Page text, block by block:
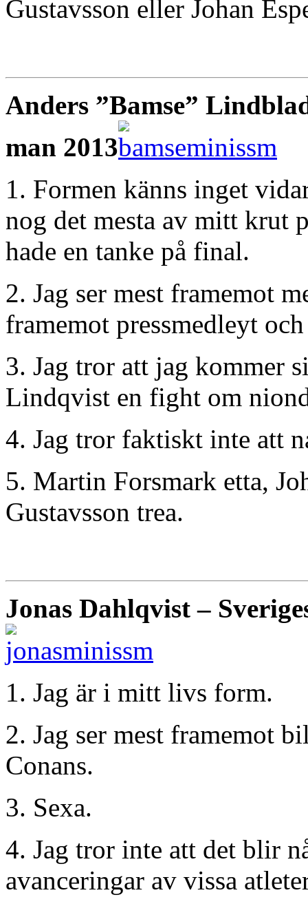
Gustavsson eller Johan
Anders ”Bamse”
man 2013
1. Formen känns inget
nog det mesta av mitt krut
hade en tanke på final.
2. Jag ser mest framemot
framemot pressmedleyt
3. Jag tror att jag kommer
Lindqvist en fight om
4. Jag tror faktiskt inte att
5. Martin Forsmark etta,
Gustavsson trea.
Jonas Dahlqvist –
1. Jag är i mitt livs form.
2. Jag ser mest framemot
Conans.
3. Sexa.
4. Jag tror inte att det blir
avanceringar av vissa